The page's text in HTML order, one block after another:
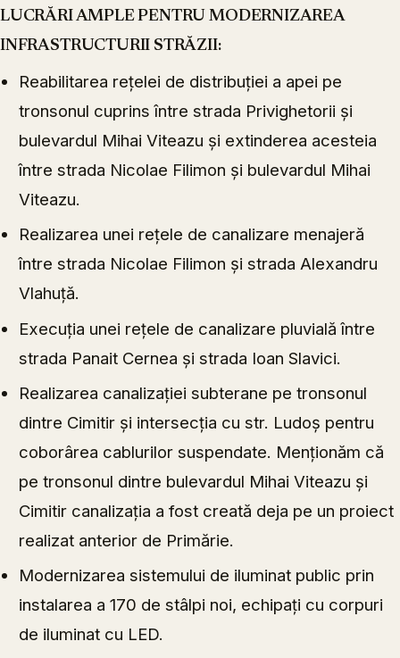
LUCRĂRI AMPLE PENTRU MODERNIZAREA
INFRASTRUCTURII STRĂZII:
Reabilitarea rețelei de distribuției a apei pe
tronsonul cuprins între strada Privighetorii și
bulevardul Mihai Viteazu și extinderea acesteia
între strada Nicolae Filimon și bulevardul Mihai
Viteazu.
Realizarea unei rețele de canalizare menajeră
între strada Nicolae Filimon și strada Alexandru
Vlahuță.
Execuția unei rețele de canalizare pluvială între
strada Panait Cernea și strada Ioan Slavici.
Realizarea canalizației subterane pe tronsonul
dintre Cimitir și intersecția cu str. Ludoș pentru
coborârea cablurilor suspendate. Menționăm că
pe tronsonul dintre bulevardul Mihai Viteazu și
Cimitir canalizația a fost creată deja pe un proiect
realizat anterior de Primărie.
Modernizarea sistemului de iluminat public prin
instalarea a 170 de stâlpi noi, echipați cu corpuri
de iluminat cu LED.